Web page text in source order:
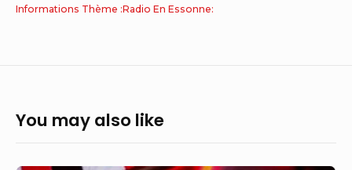
Informations Thème :Radio En Essonne:
You may also like